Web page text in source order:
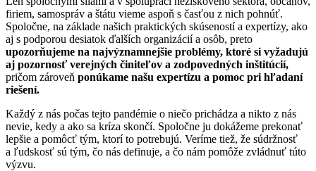
firiem, samospráv a štátu vieme aspoň s časťou z nich pohnúť.
Spoločne, na základe našich praktických skúseností a expertízy, ako
aj s podporou desiatok ďalších organizácií a osôb, preto
upozorňujeme na najvýznamnejšie problémy, ktoré si vyžadujú
aj pozornosť verejných činiteľov a zodpovedných inštitúcií,
pričom zároveň ponúkame našu expertízu a pomoc pri hľadaní
riešení.
Každý z nás počas tejto pandémie o niečo prichádza a nikto z nás
nevie, kedy a ako sa kríza skončí. Spoločne ju dokážeme prekonať
lepšie a pomôcť tým, ktorí to potrebujú. Veríme tiež, že súdržnosť
a ľudskosť sú tým, čo nás definuje, a čo nám pomôže zvládnuť túto
výzvu.